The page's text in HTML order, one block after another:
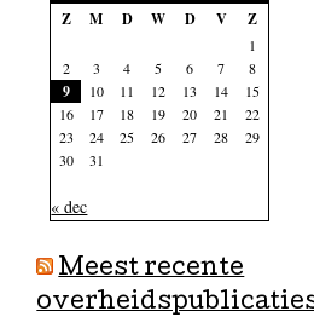
Z
M D W D V Z
1
2
3 4 5 6 7 8
9 10 11 12 13 14
15
16
17 18 19 20 21
22
23
24 25 26 27 28
29
30
31
« dec
Meest recente